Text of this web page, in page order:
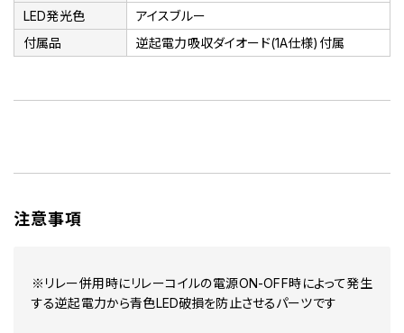
LED発光色
アイスブルー
付属品
逆起電力吸収ダイオード(1A仕様)付属
注意事項
※リレー併用時にリレーコイルの電源ON-OFF時によって発生
する逆起電力から青色LED破損を防止させるパーツです